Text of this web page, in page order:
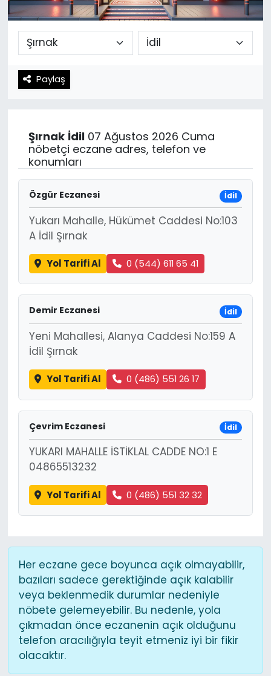
Paylaş
Şırnak İdil07 Ağustos 2026 Cuma
nöbetçi eczane adres, telefon ve
konumları
Özgür Eczanesi İdil
Yukarı Mahalle, Hükümet Caddesi No:103
A İdil Şırnak
Yol Tarifi Al 0 (544) 611 65 41
Demir Eczanesi İdil
Yeni Mahallesi, Alanya Caddesi No:159 A
İdil Şırnak
Yol Tarifi Al 0 (486) 551 26 17
Çevrim Eczanesi İdil
YUKARI MAHALLE İSTİKLAL CADDE NO:1 E
04865513232
Yol Tarifi Al 0 (486) 551 32 32
Her eczane gece boyunca açık olmayabilir,
bazıları sadece gerektiğinde açık kalabilir
veya beklenmedik durumlar nedeniyle
nöbete gelemeyebilir. Bu nedenle, yola
çıkmadan önce eczanenin açık olduğunu
telefon aracılığıyla teyit etmeniz iyi bir fikir
olacaktır.
Spor
Teknoloji
Resmi İlanlar
Teknoloji
Yaşam
Künye
İletişim